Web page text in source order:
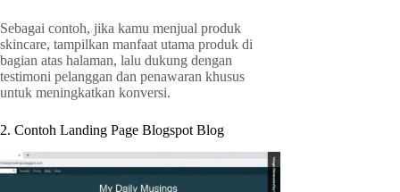
Sebagai contoh, jika kamu menjual produk
skincare, tampilkan manfaat utama produk di
bagian atas halaman, lalu dukung dengan
testimoni pelanggan dan penawaran khusus
untuk meningkatkan konversi.
2. Contoh Landing Page Blogspot Blog